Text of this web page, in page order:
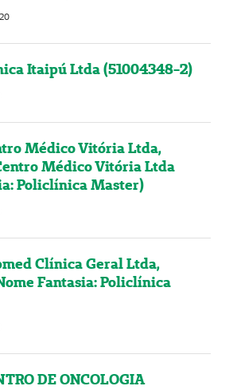
Itaipú Ltda (51004348-2)
Médico Vitória Ltda,
Médico Vitória Ltda
Policlínica Master)
Clínica Geral Ltda,
Fantasia: Policlínica
DE ONCOLOGIA